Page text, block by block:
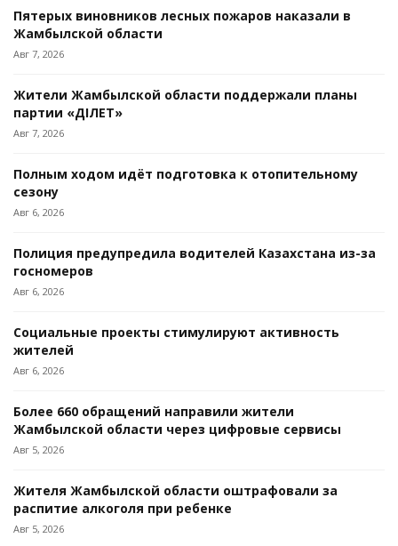
Пятерых виновников лесных пожаров наказали в
Жамбылской области
Авг 7, 2026
Жители Жамбылской области поддержали планы
партии «ӘДІЛЕТ»
Авг 7, 2026
Полным ходом идёт подготовка к отопительному
сезону
Авг 6, 2026
Полиция предупредила водителей Казахстана из-за
госномеров
Авг 6, 2026
Социальные проекты стимулируют активность
жителей
Авг 6, 2026
Более 660 обращений направили жители
Жамбылской области через цифровые сервисы
Авг 5, 2026
Жителя Жамбылской области оштрафовали за
распитие алкоголя при ребенке
Авг 5, 2026